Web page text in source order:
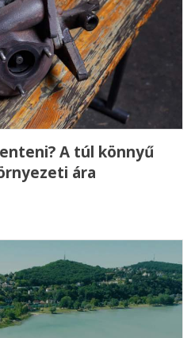
A túl könnyű
ára